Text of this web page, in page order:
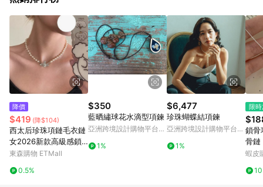
降價
$419 (降$104)
西太后珍珠項鏈毛衣鏈
女2026新款高級感鎖
骨頸鏈輕奢小眾土星配
東森購物 ETMall
0.5%
$350
藍晒繡球花水滴型項鍊
亞洲跨境設計購物平台
1%
$6,477
珍珠蝴蝶結項鍊
亞洲跨境設計購物平台
1%
限
鎖骨
骨鏈
圓環
鎖骨
蝦皮